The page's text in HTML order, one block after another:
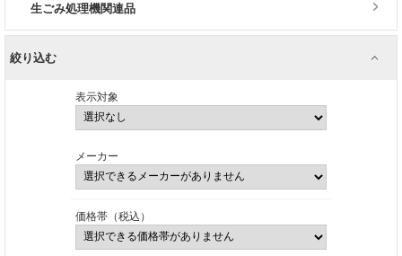
生ごみ処理機関連品
絞り込む
表示対象
メーカー
価格帯（税込）